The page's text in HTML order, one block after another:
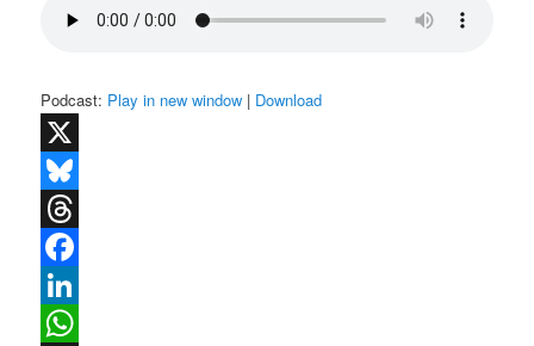
Podcast: Play in new window | Download
X
Bluesky
Threads
Facebook
LinkedIn